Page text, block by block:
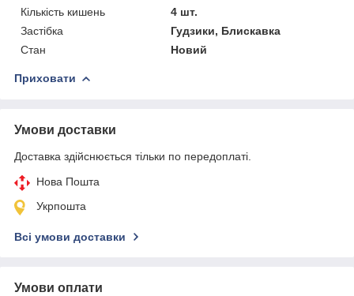
Кількість кишень
4 шт.
Застібка
Гудзики, Блискавка
Стан
Новий
Приховати
Умови доставки
Доставка здійснюється тільки по передоплаті.
Нова Пошта
Укрпошта
Всі умови доставки
Умови оплати